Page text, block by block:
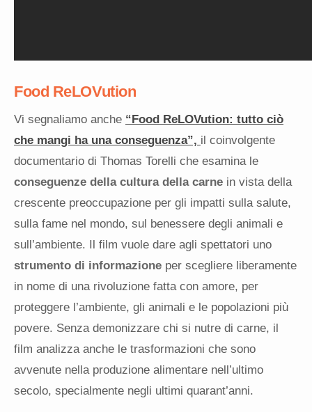
Food ReLOVution
Vi segnaliamo anche “Food ReLOVution: tutto ciò
che mangi ha una conseguenza”, il coinvolgente
documentario di Thomas Torelli che esamina le
conseguenze della cultura della carne in vista della
crescente preoccupazione per gli impatti sulla salute,
sulla fame nel mondo, sul benessere degli animali e
sull’ambiente. Il film vuole dare agli spettatori uno
strumento di informazione per scegliere liberamente
in nome di una rivoluzione fatta con amore, per
proteggere l’ambiente, gli animali e le popolazioni più
povere. Senza demonizzare chi si nutre di carne, il
film analizza anche le trasformazioni che sono
avvenute nella produzione alimentare nell’ultimo
secolo, specialmente negli ultimi quarant’anni.